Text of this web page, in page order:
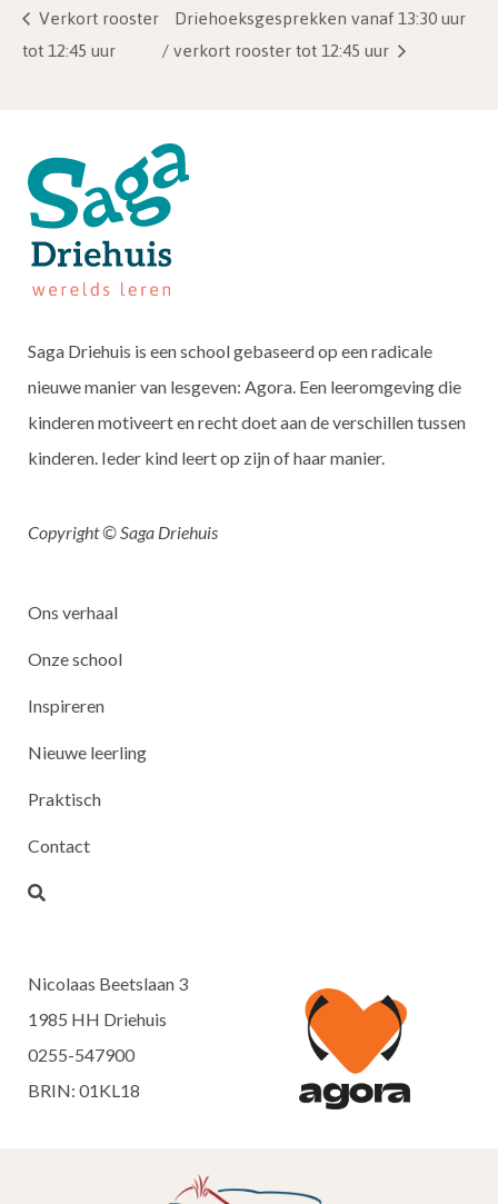
Verkort rooster
tot 12:45 uur
Driehoeksgesprekken vanaf 13:30 uur
/ verkort rooster tot 12:45 uur
Saga Driehuis is een school gebaseerd op een radicale
nieuwe manier van lesgeven: Agora. Een leeromgeving die
kinderen motiveert en recht doet aan de verschillen tussen
kinderen. Ieder kind leert op zijn of haar manier.
Copyright © Saga Driehuis
Ons verhaal
Onze school
Inspireren
Nieuwe leerling
Praktisch
Contact
Nicolaas Beetslaan 3
1985 HH Driehuis
0255-547900
BRIN: 01KL18